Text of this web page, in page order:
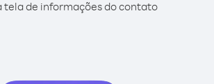
tela de informações do contato